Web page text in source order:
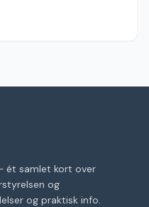
ét samlet kort over
og
og praktisk info.